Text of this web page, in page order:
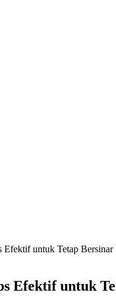
Efektif untuk Tetap Bersinar
Efektif untuk